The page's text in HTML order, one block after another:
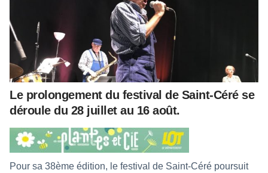
Le prolongement du festival de Saint-Céré se
déroule du 28 juillet au 16 août.
Pour sa 38ème édition, le festival de Saint-Céré poursuit